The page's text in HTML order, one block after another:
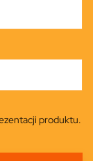
produktu.